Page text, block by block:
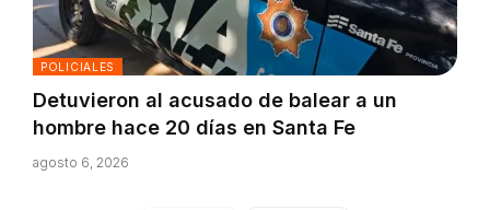
POLICIALES
Detuvieron al acusado de balear a un
hombre hace 20 días en Santa Fe
agosto 6, 2026